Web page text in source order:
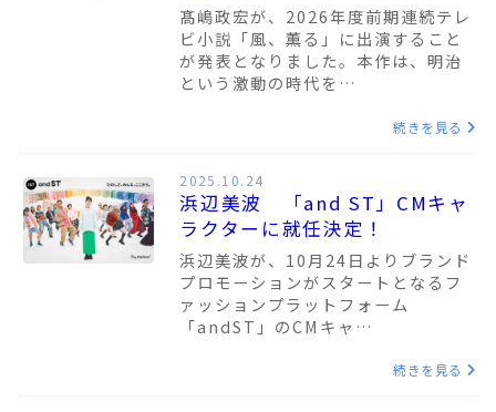
髙嶋政宏が、2026年度前期連続テレ
ビ小説「風、薫る」に出演すること
が発表となりました。本作は、明治
という激動の時代を…
続きを見る
2025.10.24
浜辺美波 「and ST」CMキャ
ラクターに就任決定！
浜辺美波が、10月24日よりブランド
プロモーションがスタートとなるフ
ァッションプラットフォーム
「andST」のCMキャ…
続きを見る